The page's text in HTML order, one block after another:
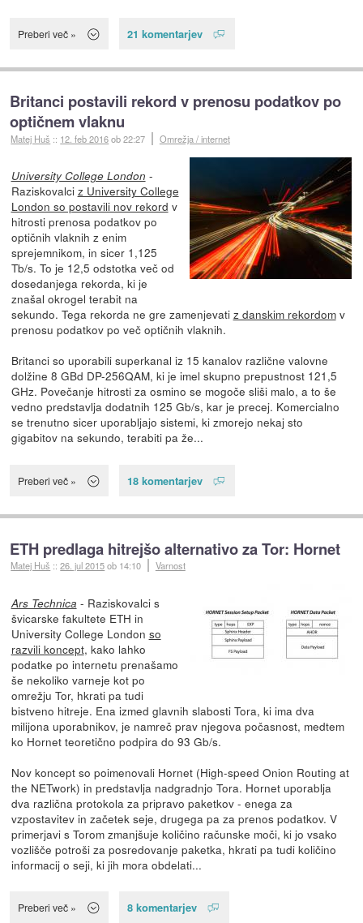
Preberi več » 21 komentarjev
Britanci postavili rekord v prenosu podatkov po
optičnem vlaknu
Matej Huš :: 12. feb 2016ob 22:27 Omrežja / internet
University College London -
Raziskovalci z University College
London so postavili nov rekord v
hitrosti prenosa podatkov po
optičnih vlaknih z enim
sprejemnikom, in sicer 1,125
Tb/s. To je 12,5 odstotka več od
dosedanjega rekorda, ki je
znašal okrogel terabit na
sekundo. Tega rekorda ne gre zamenjevati z danskim rekordomv
prenosu podatkov po več optičnih vlaknih.
Britanci so uporabili superkanal iz 15 kanalov različne valovne
dolžine 8 GBd DP-256QAM, ki je imel skupno prepustnost 121,5
GHz. Povečanje hitrosti za osmino se mogoče sliši malo, a to še
vedno predstavlja dodatnih 125 Gb/s, kar je precej. Komercialno
se trenutno sicer uporabljajo sistemi, ki zmorejo nekaj sto
gigabitov na sekundo, terabiti pa že...
Preberi več » 18 komentarjev
ETH predlaga hitrejšo alternativo za Tor: Hornet
Matej Huš ::26. jul 2015ob 14:10 Varnost
Ars Technica - Raziskovalci s
švicarske fakultete ETH in
University College London so
razvili koncept, kako lahko
podatke po internetu prenašamo
še nekoliko varneje kot po
omrežju Tor, hkrati pa tudi
bistveno hitreje. Ena izmed glavnih slabosti Tora, ki ima dva
milijona uporabnikov, je namreč prav njegova počasnost, medtem
ko Hornet teoretično podpira do 93 Gb/s.
Nov koncept so poimenovali Hornet (High-speed Onion Routing at
the NETwork) in predstavlja nadgradnjo Tora. Hornet uporablja
dva različna protokola za pripravo paketkov - enega za
vzpostavitev in začetek seje, drugega pa za prenos podatkov. V
primerjavi s Torom zmanjšuje količino računske moči, ki jo vsako
vozlišče potroši za posredovanje paketka, hkrati pa tudi količino
informacij o seji, ki jih mora obdelati...
Preberi več » 8 komentarjev